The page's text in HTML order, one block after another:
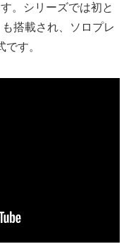
。シリーズでは初と
搭載され、ソロプレ
す。